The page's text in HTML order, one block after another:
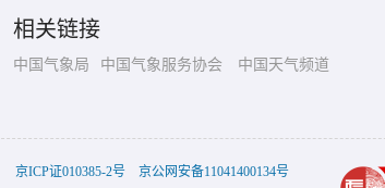
相关链接
中国气象局 中国气象服务协会 中国天气频道
京ICP证010385-2号 京公网安备11041400134号